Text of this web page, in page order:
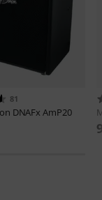
81
DNAFx AmP20